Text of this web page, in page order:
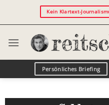
Kein Klartext-
Persönliches Briefing